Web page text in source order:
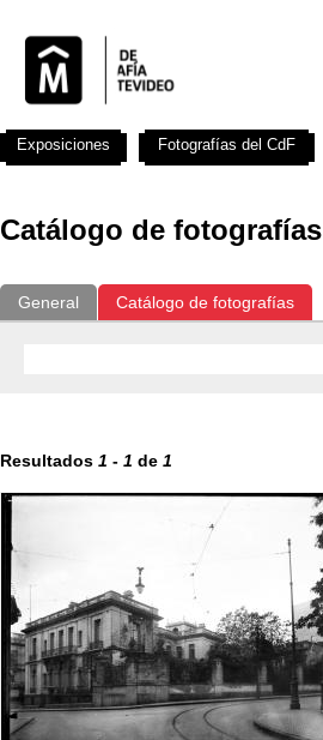
Catálogo de fotografías
General Catálogo de fotografías
Resultados 1 - 1 de 1
Exposiciones Fotografías del CdF